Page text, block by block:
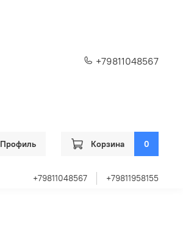
+79811048567
Профиль Корзина 0
+79811048567 +79811958155